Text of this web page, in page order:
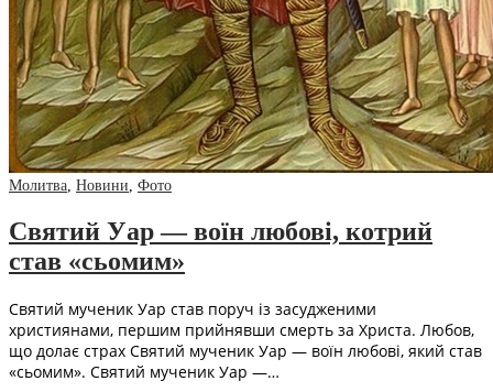
Молитва, Новини, Фото
Святий Уар — воїн любові, котрий
став «сьомим»
Святий мученик Уар став поруч із засудженими
християнами, першим прийнявши смерть за Христа. Любов,
що долає страх Святий мученик Уар — воїн любові, який став
«сьомим». Святий мученик Уар —…